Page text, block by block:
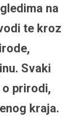
na
te kroz
Svaki
prirodi,
kraja.